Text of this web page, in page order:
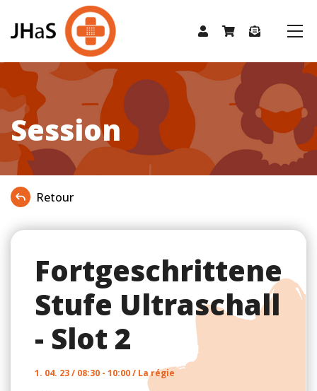
Session
Retour
Fortgeschrittene
Stufe Ultraschall
- Slot 2
1. 04. 23 / 08:30 - 10:00 / La régie